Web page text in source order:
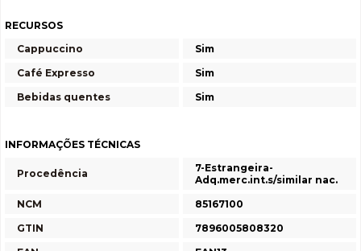
RECURSOS
Cappuccino
Sim
Café Expresso
Sim
Bebidas quentes
Sim
INFORMAÇÕES TÉCNICAS
Procedência
7-Estrangeira-
Adq.merc.int.s/similar nac.
NCM
85167100
GTIN
7896005808320